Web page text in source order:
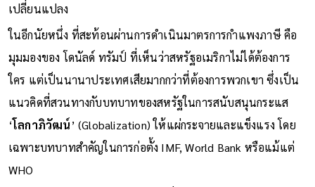
เปลี่ยนแปลง
ในอีกนัยหนึ่ง ที่สะท้อนผ่านการดำเนินมาตรการกำแพงภาษี คือ
มุมมองของ โดนัลด์ ทรัมป์ ที่เห็นว่าสหรัฐอเมริกาไม่ได้ต้องการ
ใคร แต่เป็นนานาประเทศเสียมากกว่าที่ต้องการพวกเขา ซึ่งเป็น
แนวคิดที่สวนทางกับบทบาทของสหรัฐในการสนับสนุนกระแส
‘โลกาภิวัฒน์’ (Globalization) ให้แผ่กระจายและแข็งแรง โดย
เฉพาะบทบาทสำคัญในการก่อตั้ง IMF, World Bank หรือแม้แต่
WHO